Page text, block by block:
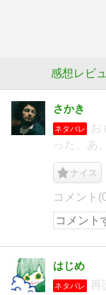
感想レビ
さかき
ネタバレ
お
った。あ
ナイス
コメント
はじめ
ネタバレ
再